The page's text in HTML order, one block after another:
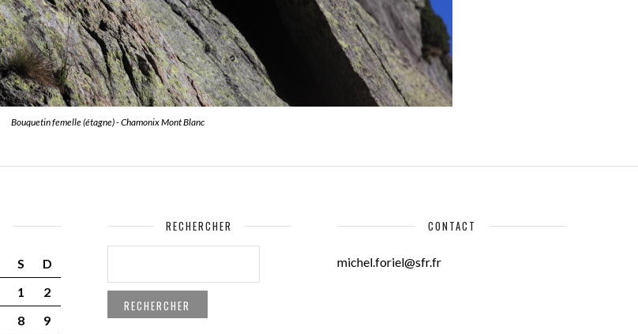
Bouquetin femelle (étagne) - Chamonix Mont Blanc
S
D
1
2
8
9
RECHERCHER
CONTACT
michel.foriel@sfr.fr